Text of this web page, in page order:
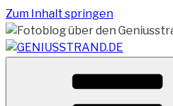
Zum Inhalt springen
Vom Geniusstrand zum